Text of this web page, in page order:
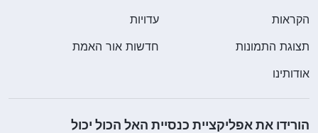
הקראות
עדויות
תצוגת התמונות
חדשות אור האמת
אודותינו
הורידו את אפליקציית כנסיית האל הכול יכול